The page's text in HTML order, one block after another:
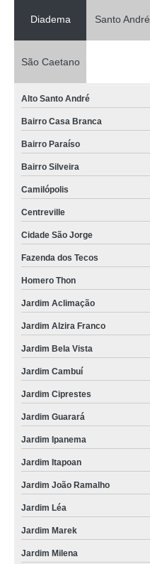
Diadema Santo André
São Caetano
Alto Santo André
Bairro Casa Branca
Bairro Paraíso
Bairro Silveira
Camilópolis
Centreville
Cidade São Jorge
Fazenda dos Tecos
Homero Thon
Jardim Aclimação
Jardim Alzira Franco
Jardim Bela Vista
Jardim Cambuí
Jardim Ciprestes
Jardim Guarará
Jardim Ipanema
Jardim Itapoan
Jardim João Ramalho
Jardim Léa
Jardim Marek
Jardim Milena